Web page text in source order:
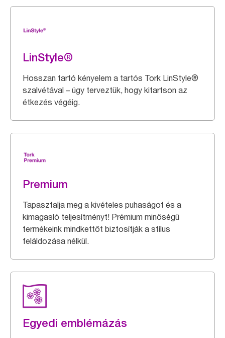
LinStyle®
Hosszan tartó kényelem a tartós Tork LinStyle®
szalvétával – úgy terveztük, hogy kitartson az
étkezés végéig.
Premium
Tapasztalja meg a kivételes puhaságot és a
kimagasló teljesítményt! Prémium minőségű
termékeink mindkettőt biztosítják a stílus
feláldozása nélkül.
Egyedi emblémázás